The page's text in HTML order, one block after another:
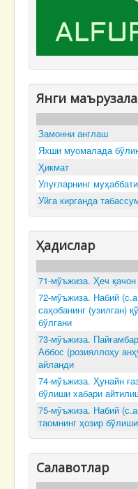
Янги
Замонни англаш
Яхши муомалада
Ҳикмат
Улуғларнинг муҳаббати
Уйга кирганда
Ҳадислар
71-мўъжиза. Ҳеч қачон
72-мўъжиза. Набий
саҳобанинг (узилган)
бўлгани
73-мўъжиза.
Аббос (розияллоҳу
айланди
74-мўъжиза. Ҳунайн
бўлиши хабари
75-мўъжиза. Набий
таомнинг ҳозир бўлиши
Салавотлар